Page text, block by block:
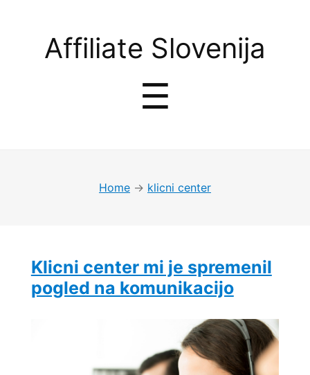
Affiliate
Slovenija
Affiliate Slovenija
☰
Home → klicni center
Klicni center mi je spremenil
pogled na komunikacijo